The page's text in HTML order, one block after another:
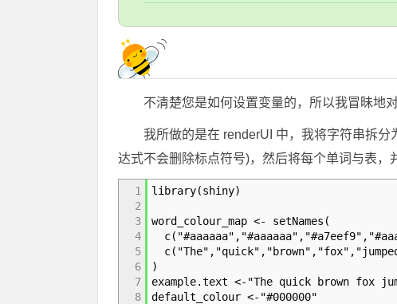
不清楚您是如何设置变量的，所以我冒昧地
我所做的是在 renderUI 中，我将字符串拆
达式不会删除标点符号)，然后将每个单词与表，
1
2
3
4
5
6
7
8
library(shiny)
word_colour_map <- setNames(
)
example.text <-"The quick brown fox
default_colour <-"#000000"